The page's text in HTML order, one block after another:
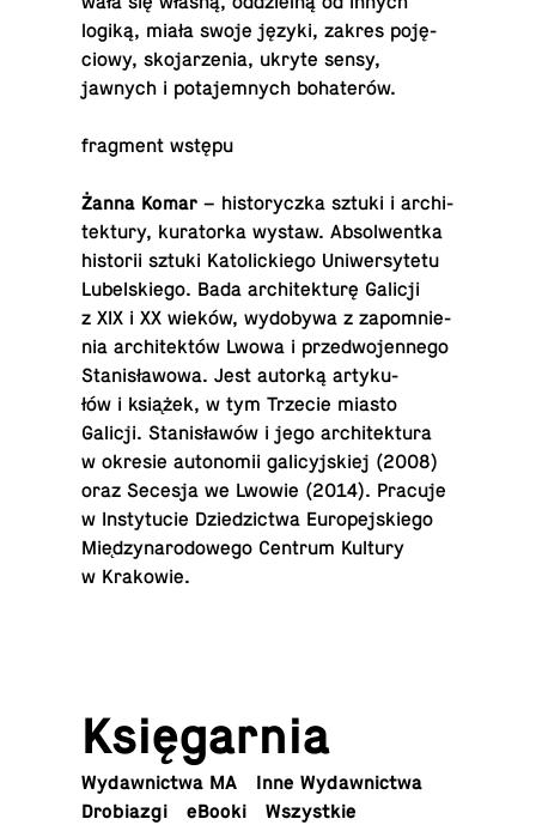
logiką, miała swoje języki, zakres po­ję­
cio­wy, sko­ja­rze­nia, ukryte sensy,
jawnych i po­ta­jem­nych bohaterów.
frag­ment wstępu
Żanna Komar – hi­sto­rycz­ka sztuki i ar­chi­
tek­tu­ry, ku­ra­tor­ka wystaw. Ab­sol­went­ka
hi­sto­rii sztuki Ka­to­lic­kie­go Uni­wer­sy­te­tu
Lu­bel­skie­go. Bada ar­chi­tek­tu­rę Galicji
z XIX i XX wieków, wy­do­by­wa z za­po­mnie­
nia ar­chi­tek­tów Lwowa i przed­wo­jen­ne­go
Sta­ni­sła­wo­wa. Jest au­tor­ką ar­ty­ku­
łów i ksia­̨żek, w tym Trzecie miasto
Galicji. Sta­ni­sła­wów i jego ar­chi­tek­tu­ra
w okresie au­to­no­mii ga­li­cyj­skiej (2008)
oraz Secesja we Lwowie (2014). Pracuje
w In­sty­tu­cie Dzie­dzic­twa Eu­ro­pej­skie­go
Mie­̨dz­yn­ar­od­ow­ego Centrum Kultury
w Kra­ko­wie.
Księ­gar­nia
Wy­daw­nic­twa MA
Inne Wydawnictwa
Dro­bia­zgi
eBooki Wszyst­kie